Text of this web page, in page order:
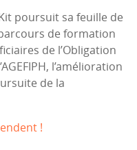
poursuit sa feuille de
de formation
de l’Obligation
l’amélioration
de la
!